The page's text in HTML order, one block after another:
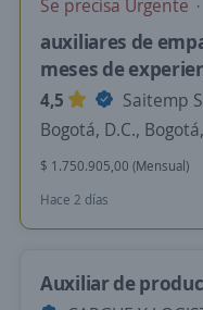
Se precisa Urgente
auxiliares de
meses de
4,5
Saitemp
Bogotá, D.C.,
$ 1.750.905,00 (Mensual)
Hace 2 días
Auxiliar de